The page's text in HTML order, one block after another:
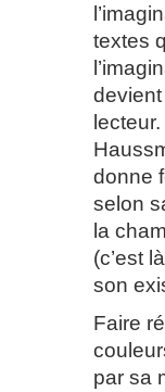
textes
donne
selon
la
(c’est
son
Faire
par sa